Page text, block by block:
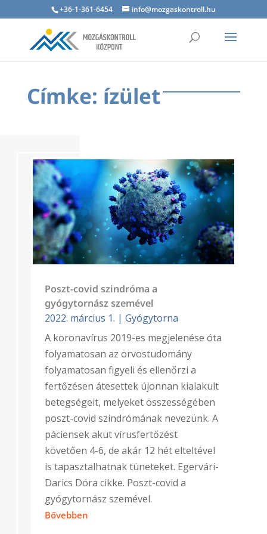
+36-1-361-6454 info@mozgaskontroll.hu
Címke: ízület
Poszt-covid szindróma a
gyógytornász szemével
2022. március 1. |Gyógytorna
A koronavírus 2019-es megjelenése óta
folyamatosan az orvostudomány
folyamatosan figyeli és ellenőrzi a
fertőzésen átesettek újonnan kialakult
betegségeit, melyeket összességében
poszt-covid szindrómának nevezünk. A
páciensek akut vírusfertőzést
követően 4-6, de akár 12 hét elteltével
is tapasztalhatnak tüneteket. Egervári-
Darics Dóra cikke. Poszt-covid a
gyógytornász szemével.
Bővebben